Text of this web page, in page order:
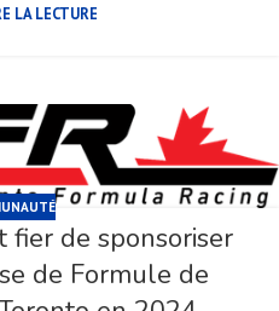
LA LECTURE
fier de sponsoriser
de Formule de